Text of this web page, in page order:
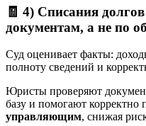
🧾 4) Списания
документам, а не по
Суд оценивает факты:
полноту сведений и
Юристы проверяют
базу и помогают корректно
управляющим, снижая